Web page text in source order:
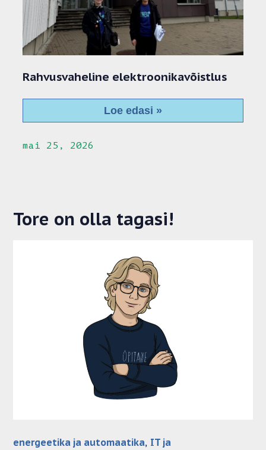
Rahvusvaheline elektroonikavõistlus
Loe edasi »
mai 25, 2026
Tore on olla tagasi!
energeetika ja automaatika, IT ja